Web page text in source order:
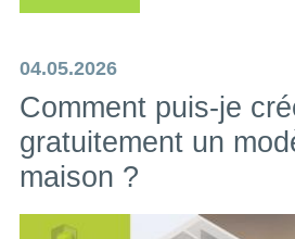
Se connecter
l'aide
04.05.2026
Comment puis-je
gratuitement un
maison ?